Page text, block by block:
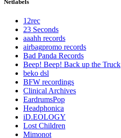
Netlabels
12rec
23 Seconds
aaahh records
airbagpromo records
Bad Panda Records
Beep! Beep! Back up the Truck
beko dsl
BFW recordings
Clinical Archives
EardrumsPop
Headphonica
iD.EOLOGY
Lost Children
Mimonot